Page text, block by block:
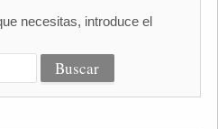
necesitas, introduce el